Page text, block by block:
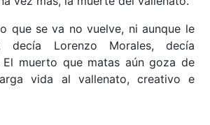
que se va no vuelve, ni aunque le
decía Lorenzo Morales, decía
El muerto que matas aún goza de
vida al vallenato, creativo e